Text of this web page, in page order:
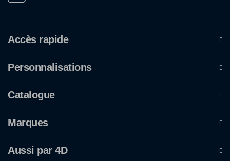
Accès rapide
Personnalisations
Catalogue
Marques
Aussi par 4D